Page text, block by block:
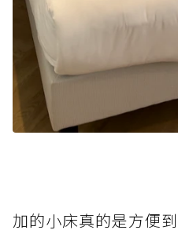
加的小床真的是方便到